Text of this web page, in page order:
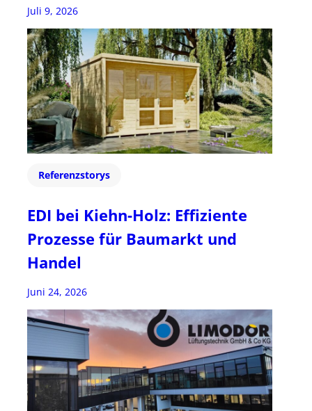
Juli 9, 2026
Referenzstorys
EDI bei Kiehn-Holz: Effiziente
Prozesse für Baumarkt und
Handel
Juni 24, 2026